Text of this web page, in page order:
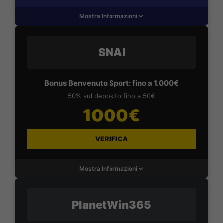
Mostra Informazioni
SNAI
Bonus Benvenuto Sport: fino a 1.000€
50% sul deposito fino a 50€
1000€
VERIFICA
Mostra Informazioni
PlanetWin365